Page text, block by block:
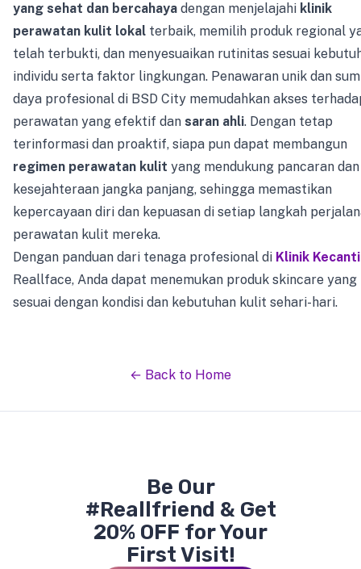
yang sehat dan bercahaya dengan menjelajahi klinik
perawatan kulit lokal terbaik, memilih produk regional
telah terbukti, dan menyesuaikan rutinitas sesuai
individu serta faktor lingkungan. Penawaran unik dan
daya profesional di BSD City memudahkan akses
perawatan yang efektif dan saran ahli. Dengan tetap
terinformasi dan proaktif, siapa pun dapat membangun
regimen perawatan kulit yang mendukung pancaran dan
kesejahteraan jangka panjang, sehingga memastikan
kepercayaan diri dan kepuasan di setiap langkah
perawatan kulit mereka.
Dengan panduan dari tenaga profesional di Klinik
Reallface, Anda dapat menemukan produk skincare yang
sesuai dengan kondisi dan kebutuhan kulit sehari-hari.
← Back to Home
Be Our
#Reallfriend & Get
20% OFF for Your
First Visit!